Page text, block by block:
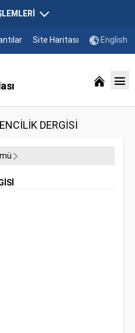
Site Haritası English
DERGİSİ